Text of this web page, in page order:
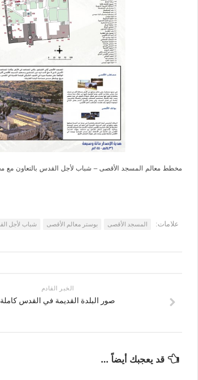
مخطط معالم المسجد الأقصى – شباب لأجل القدس بالتعاون مع
علامات: المسجد الأقصى بوستر معالم الأقصى شباب لأجل
الخبر القادم
صور البلدة القديمة في القدس كاملة
قد يعجبك أيضاً ...